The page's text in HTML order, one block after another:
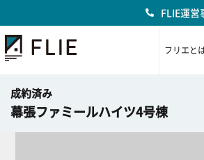
FLIE運営
フリエと
成約済み
幕張ファミールハイツ4号棟